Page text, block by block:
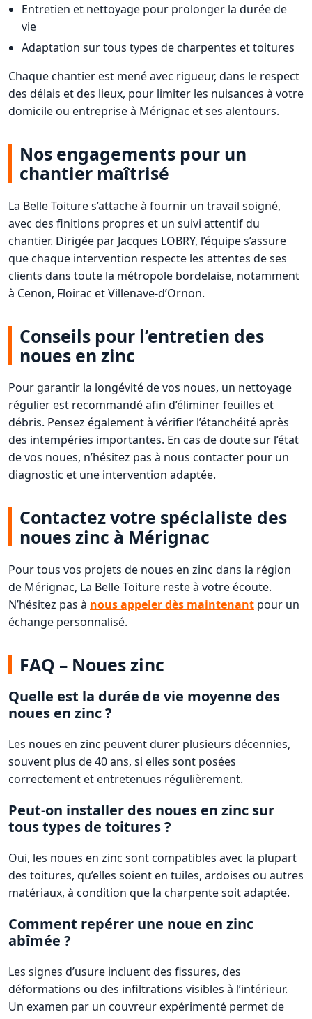
Entretien et nettoyage pour prolonger la durée de
vie
Adaptation sur tous types de charpentes et toitures
Chaque chantier est mené avec rigueur, dans le respect
des délais et des lieux, pour limiter les nuisances à votre
domicile ou entreprise à Mérignac et ses alentours.
Nos engagements pour un
chantier maîtrisé
La Belle Toiture s’attache à fournir un travail soigné,
avec des finitions propres et un suivi attentif du
chantier. Dirigée par Jacques LOBRY, l’équipe s’assure
que chaque intervention respecte les attentes de ses
clients dans toute la métropole bordelaise, notamment
à Cenon, Floirac et Villenave-d’Ornon.
Conseils pour l’entretien des
noues en zinc
Pour garantir la longévité de vos noues, un nettoyage
régulier est recommandé afin d’éliminer feuilles et
débris. Pensez également à vérifier l’étanchéité après
des intempéries importantes. En cas de doute sur l’état
de vos noues, n’hésitez pas à nous contacter pour un
diagnostic et une intervention adaptée.
Contactez votre spécialiste des
noues zinc à Mérignac
Pour tous vos projets de noues en zinc dans la région
de Mérignac, La Belle Toiture reste à votre écoute.
N’hésitez pas à nous appeler dès maintenant pour un
échange personnalisé.
FAQ – Noues zinc
Quelle est la durée de vie moyenne des
noues en zinc ?
Les noues en zinc peuvent durer plusieurs décennies,
souvent plus de 40 ans, si elles sont posées
correctement et entretenues régulièrement.
Peut-on installer des noues en zinc sur
tous types de toitures ?
Oui, les noues en zinc sont compatibles avec la plupart
des toitures, qu’elles soient en tuiles, ardoises ou autres
matériaux, à condition que la charpente soit adaptée.
Comment repérer une noue en zinc
abîmée ?
Les signes d’usure incluent des fissures, des
déformations ou des infiltrations visibles à l’intérieur.
Un examen par un couvreur expérimenté permet de